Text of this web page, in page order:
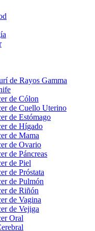
de Rayos Gamma
de Cólon
de Cuello Uterino
de Estómago
de Hígado
de Mama
de Ovario
de Páncreas
de Piel
de Próstata
de Pulmón
de Riñón
de Vagina
de Vejiga
Oral